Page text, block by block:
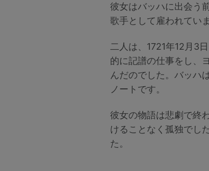
彼女はバッハに出会う
歌手として雇われてい
二人は、1721年12月3
的に記譜の仕事をし、
んだのでした。バッハ
ノートです。
彼女の物語は悲劇で終
けることなく孤独でし
た。